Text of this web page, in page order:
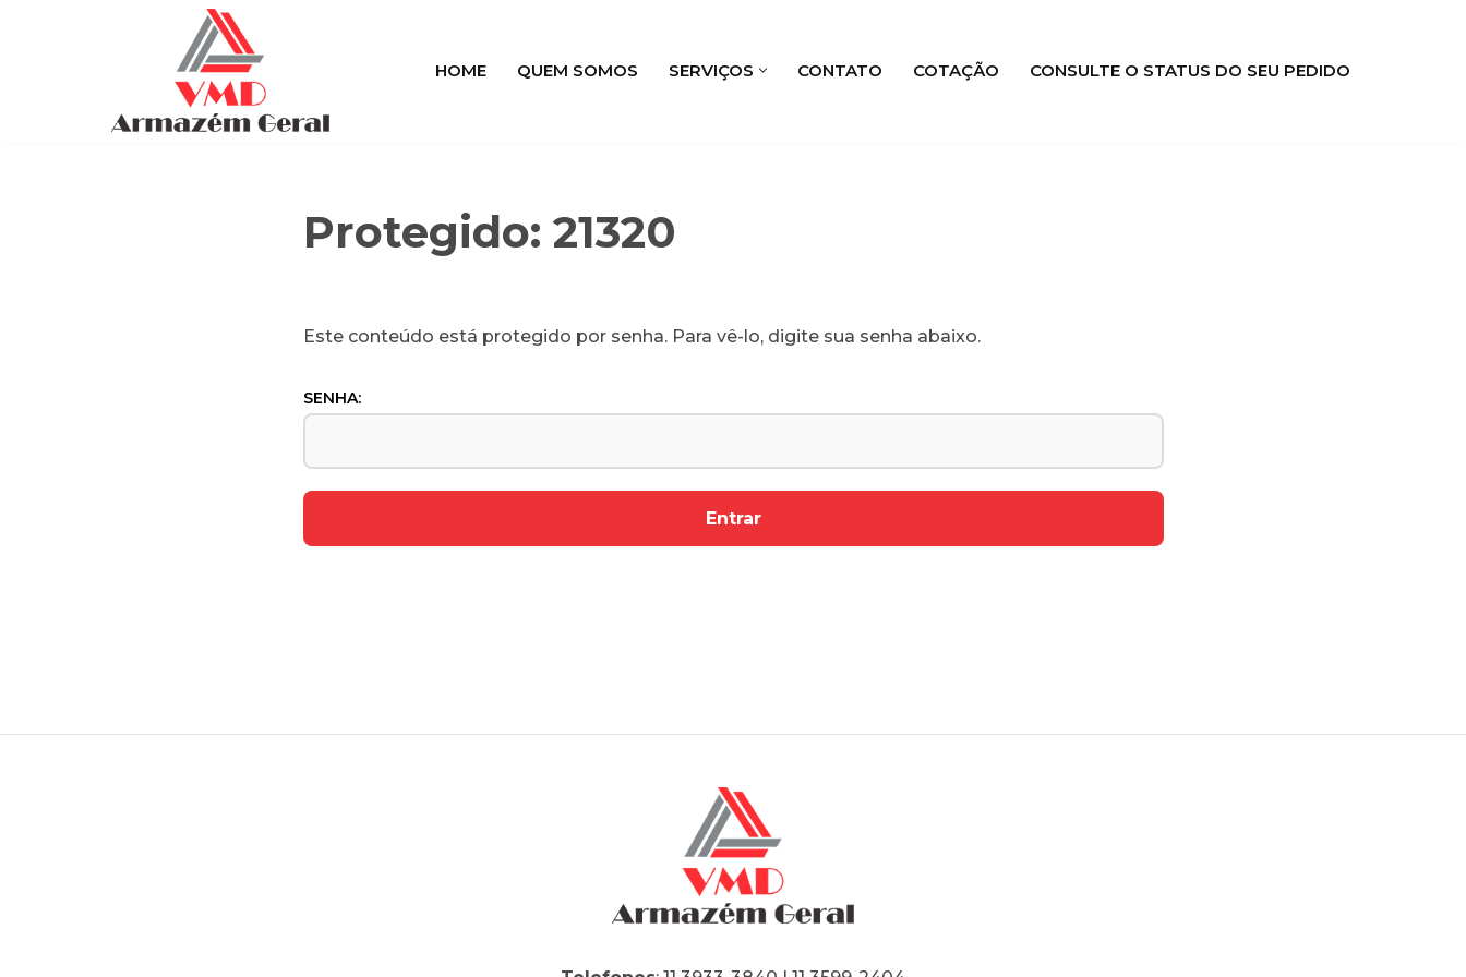
HOME QUEM SOMOS SERVIÇOS CONTATO COTAÇÃO CONSULTE O STATUS DO SEU PEDIDO
Protegido: 21320
Este conteúdo está protegido por senha. Para vê-lo, digite sua senha abaixo.
SENHA: